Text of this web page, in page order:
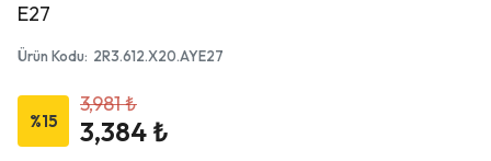
E27
Ürün Kodu: 2R3.612.X20.AYE27
%15
3,981 ₺
3,384 ₺